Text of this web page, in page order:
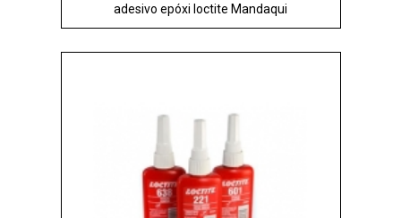
adesivo epóxi loctite Mandaqui